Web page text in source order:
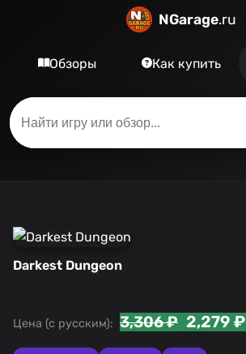
NGarage.ru
Обзоры Как купить
Darkest Dungeon
Цена (с русским): 3,306 ₽ 2,279 ₽